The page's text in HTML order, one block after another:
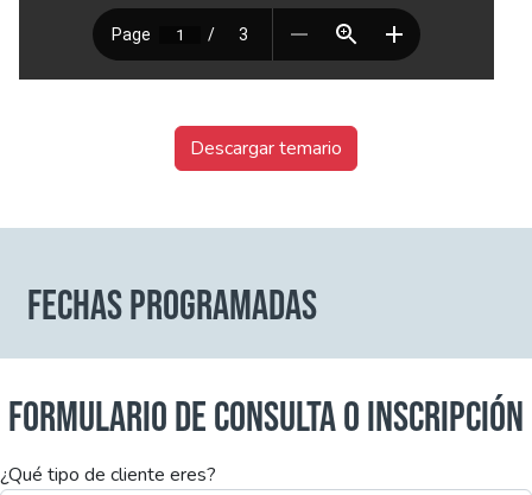
Descargar temario
FECHAS PROGRAMADAS
FORMULARIO DE CONSULTA O INSCRIPCIÓN
¿Qué tipo de cliente eres?